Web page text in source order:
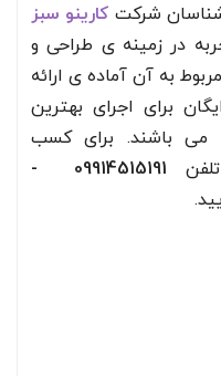
شرکت کارینو سبز
در زمینه ی طراحی و
به آن آماده ی ارائه
برای اجرای بهترین
می باشند. برای کسب
09914515191 -